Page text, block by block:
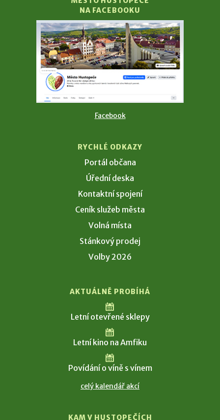
NA FACEBOOKU
Facebook
RYCHLÉ ODKAZY
Portál občana
Úřední deska
Kontaktní spojení
Ceník služeb města
Volná místa
Stánkový prodej
Volby 2026
AKTUÁLNĚ PROBÍHÁ
Letní otevřené sklepy
Letní kino na Amfiku
Povídání o víně s vínem
celý kalendář akcí
KAM V HUSTOPEČÍCH